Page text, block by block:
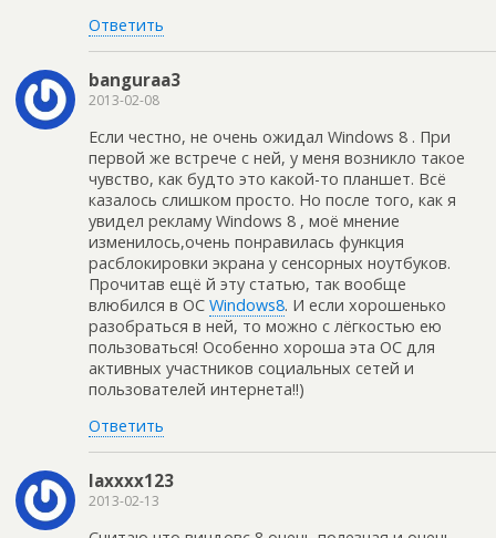
Ответить
banguraa3
2013-02-08
Если честно, не очень ожидал Windows 8 . При
первой же встрече с ней, у меня возникло такое
чувство, как будто это какой-то планшет. Всё
казалось слишком просто. Но после того, как я
увидел рекламу Windows 8 , моё мнение
изменилось,очень понравилась функция
расблокировки экрана у сенсорных ноутбуков.
Прочитав ещё й эту статью, так вообще
влюбился в ОС Windows8. И если хорошенько
разобраться в ней, то можно с лёгкостью ею
пользоваться! Особенно хороша эта ОС для
активных участников социальных сетей и
пользователей интернета!!)
Ответить
laxxxx123
2013-02-13